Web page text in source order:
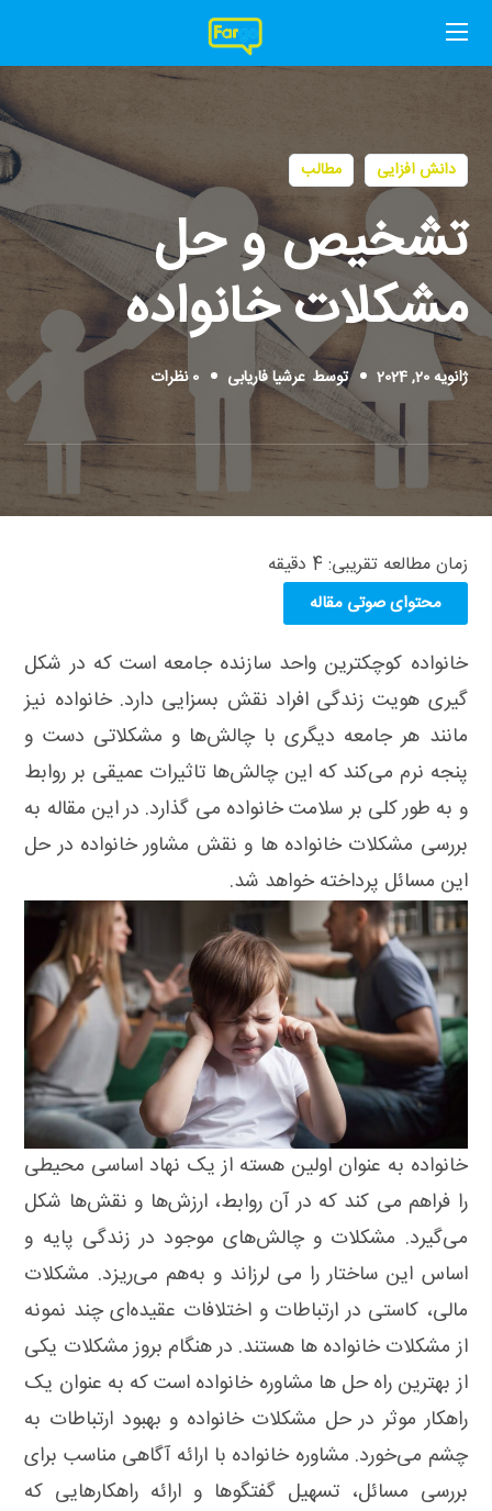
دانش افزایی مطالب
تشخیص و حل
مشکلات خانواده
ژانویه 20, 2024 توسط عرشیا فاریابی 0 نظرات
زمان مطالعه تقریبی: 4 دقیقه
محتوای صوتی مقاله
خانواده کوچکترین واحد سازنده جامعه است که در شکل
گیری هویت زندگی افراد نقش بسزایی دارد. خانواده نیز
مانند هر جامعه دیگری با چالش‌ها و مشکلاتی دست و
پنجه نرم می‌کند که این چالش‌ها تاثیرات عمیقی بر روابط
و به طور کلی بر سلامت خانواده می گذارد. در این مقاله به
بررسی مشکلات خانواده ها و نقش مشاور خانواده در حل
این مسائل پرداخته خواهد شد.
خانواده به عنوان اولین هسته از یک نهاد اساسی محیطی
را فراهم می کند که در آن روابط، ارزش‌ها و نقش‌ها شکل
می‌گیرد. مشکلات و چالش‌های موجود در زندگی پایه و
اساس این ساختار را می لرزاند و به‌هم می‌ریزد. مشکلات
مالی، کاستی در ارتباطات و اختلافات عقیده‌ای چند نمونه
از مشکلات خانواده ها هستند. در هنگام بروز مشکلات یکی
از بهترین راه حل ها مشاوره خانواده است که به عنوان یک
راهکار موثر در حل مشکلات خانواده و بهبود ارتباطات به
چشم می‌خورد. مشاوره خانواده با ارائه آگاهی مناسب برای
بررسی مسائل، تسهیل گفتگوها و ارائه راهکارهایی که